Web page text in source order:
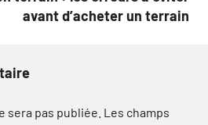
avant d’acheter un terrain
sera pas publiée. Les champs